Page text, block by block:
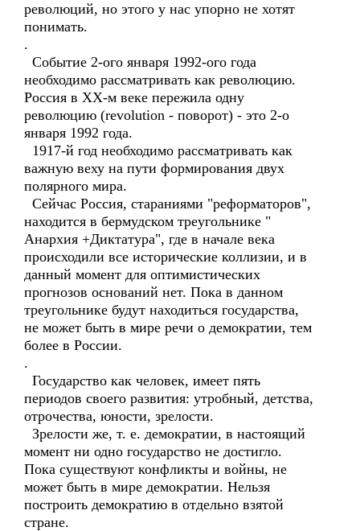
революций, но этого у нас упорно не хотят
понимать.
.
Событие 2-ого января 1992-ого года
необходимо рассматривать как революцию.
Россия в XX-м веке пережила одну
революцию (revolution - поворот) - это 2-о
января 1992 года.
1917-й год необходимо рассматривать как
важную веху на пути формирования двух
полярного мира.
Сейчас Россия, стараниями "реформаторов",
находится в бермудском треугольнике "
Анархия +Диктатура", где в начале века
происходили все исторические коллизии, и в
данный момент для оптимистических
прогнозов оснований нет. Пока в данном
треугольнике будут находиться государства,
не может быть в мире речи о демократии, тем
более в России.
.
Государство как человек, имеет пять
периодов своего развития: утробный, детства,
отрочества, юности, зрелости.
Зрелости же, т. е. демократии, в настоящий
момент ни одно государство не достигло.
Пока существуют конфликты и войны, не
может быть в мире демократии. Нельзя
построить демократию в отдельно взятой
стране.